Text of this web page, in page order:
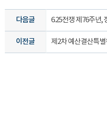
다음글 6.25전쟁 제76주년,
이전글 제2차 예산결산특